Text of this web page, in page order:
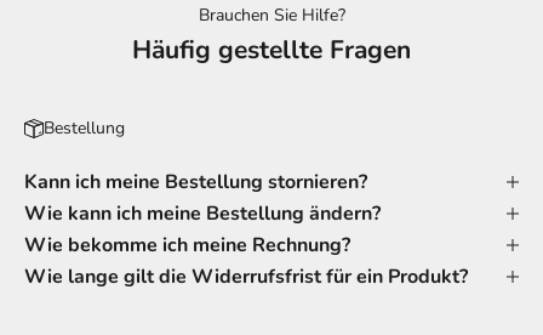
Brauchen Sie Hilfe?
Häufig gestellte Fragen
Bestellung
Kann ich meine Bestellung stornieren?
Wie kann ich meine Bestellung ändern?
Wie bekomme ich meine Rechnung?
Wie lange gilt die Widerrufsfrist für ein Produkt?